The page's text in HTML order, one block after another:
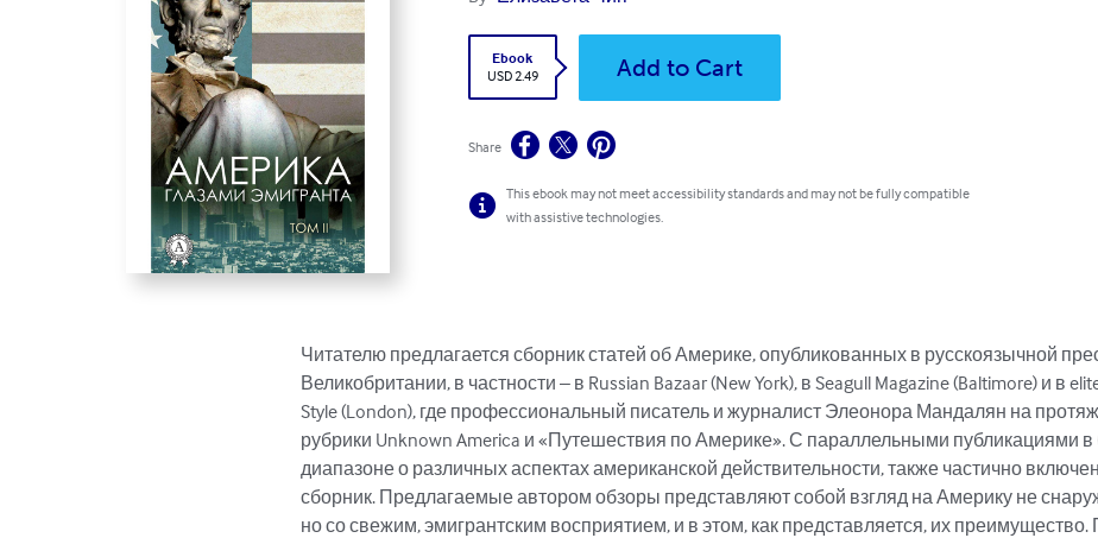
Ebook
USD 2.49
Add to Cart
Share
This ebook may not meet accessibility standards and may not be fully compatible
with assistive technologies.
Читателю предлагается сборник статей об Америке, опубликованных в русскоязычной
Великобритании, в частности – в Russian Bazaar (New York), в Seagull Magazine (Baltimore) и в
Style (London), где профессиональный писатель и журналист Элеонора Мандалян на
рубрики Unknown America и «Путешествия по Америке». С параллельными публикациями
диапазоне о различных аспектах американской действительности, также частично
сборник. Предлагаемые автором обзоры представляют собой взгляд на Америку не
но со свежим, эмигрантским восприятием, и в этом, как представляется, их преимущество.